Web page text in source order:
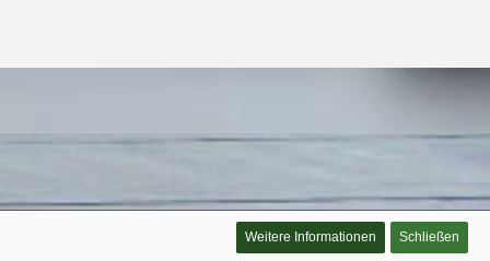
Weitere Informationen Schließen